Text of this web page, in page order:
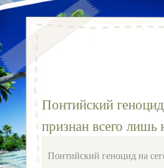
Понтийский
признан всего
Понтийский геноцид на